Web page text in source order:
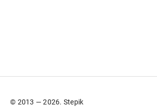
© 2013 — 2026. Stepik